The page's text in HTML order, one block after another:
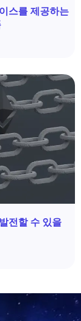
스를 제공하는
전할 수 있을